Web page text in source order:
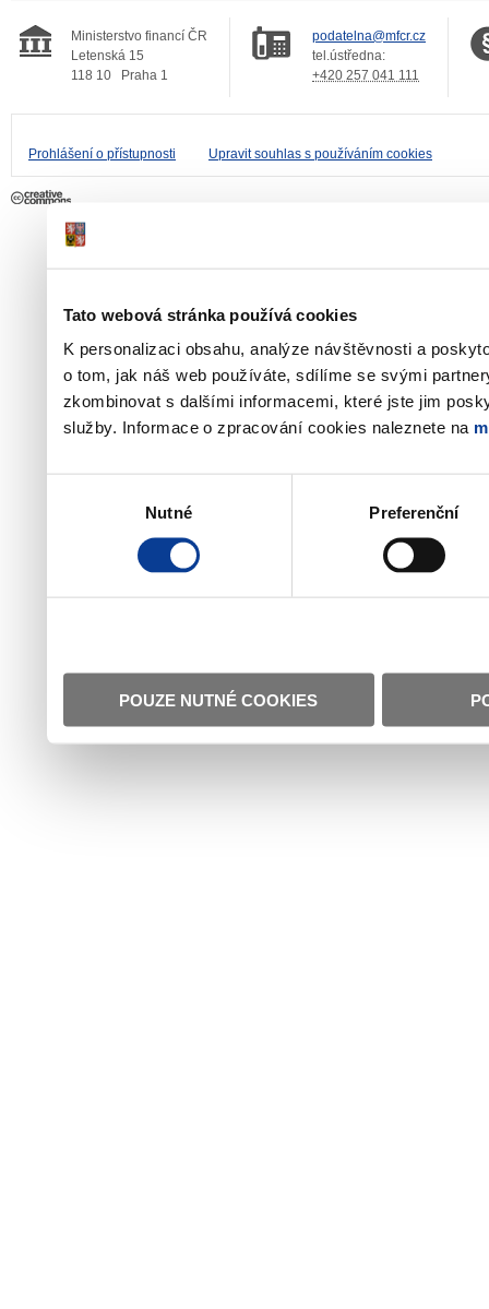
Tato webová stránka používá cookies
K personalizaci obsahu, analýze návštěvnosti a
o tom, jak náš web používáte, sdílíme se svými
zkombinovat s dalšími informacemi, které jste jim
služby. Informace o zpracování cookies naleznete na
Nutné Preferenční
POUZE NUTNÉ COOKIES
Ministerstvo financí ČR
Letenská 15
118 10
Praha 1
podatelna@mfcr.cz
tel.ústředna:
+420 257 041 111
Prohlášení o přístupnosti Upravit souhlas s používáním cookies